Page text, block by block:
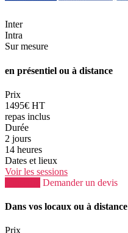
Inter
Intra
Sur mesure
en présentiel ou à distance
Prix
1495€ HT
repas inclus
Durée
2 jours
14 heures
Dates et lieux
Voir les sessions
Demander un devis
Dans vos locaux ou à distance
Prix